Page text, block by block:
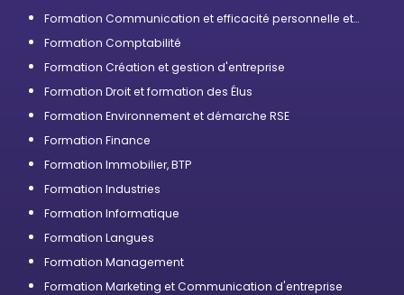
Formation Communication et efficacité personnelle et
Formation Comptabilité
Formation Création et gestion d'entreprise
Formation Droit et formation des Élus
Formation Environnement et démarche RSE
Formation Finance
Formation Immobilier, BTP
Formation Industries
Formation Informatique
Formation Langues
Formation Management
Formation Marketing et Communication d'entreprise